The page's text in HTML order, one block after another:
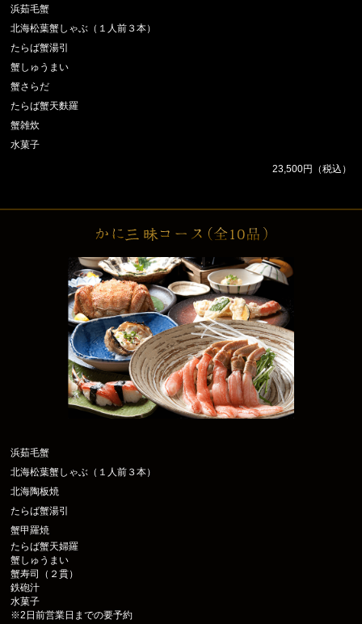
浜茹毛蟹
北海松葉蟹しゃぶ（１人前３本）
たらば蟹湯引
蟹しゅうまい
蟹さらだ
たらば蟹天麩羅
蟹雑炊
水菓子
23,500円（税込）
浜茹毛蟹
北海松葉蟹しゃぶ（１人前３本）
北海陶板焼
たらば蟹湯引
蟹甲羅焼
たらば蟹天婦羅
蟹しゅうまい
蟹寿司（２貫）
鉄砲汁
水菓子
※2日前営業日までの要予約